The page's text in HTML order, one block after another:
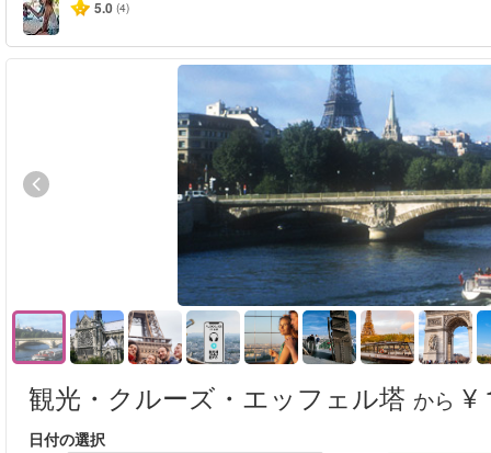
5.0 (4)
観光・クルーズ・エッフェル塔 から ¥
日付の選択